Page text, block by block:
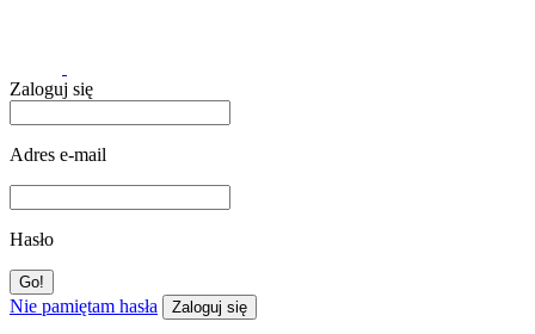
Zaloguj się
Adres e-mail
Hasło
Nie pamiętam hasła Zaloguj się